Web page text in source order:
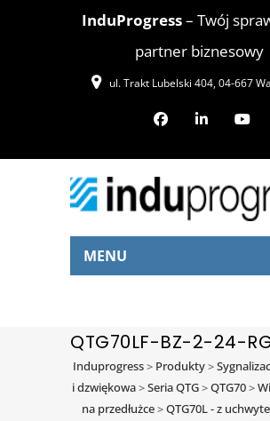
InduProgress– Twój
partner biznesowy
ul. Trakt Lubelski 404, 04-667
MENU
QTG70LF-BZ-2-24-
Induprogress> Produkty>
i dzwiękowa>Seria QTG>QTG70>
na przedłużce>QTG70L - z